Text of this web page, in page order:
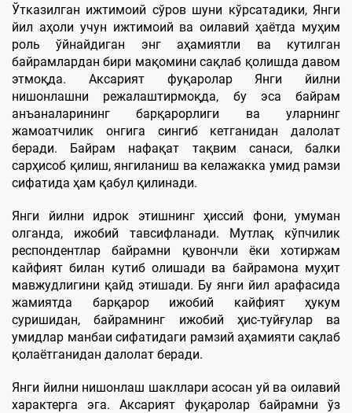
Ўтказилган ижтимоий сўров шуни кўрсатадики, Янги
йил аҳоли учун ижтимоий ва оилавий ҳаётда муҳим
роль ўйнайдиган энг аҳамиятли ва кутилган
байрамлардан бири мақомини сақлаб қолишда давом
этмоқда. Аксарият фуқаролар Янги йилни
нишонлашни режалаштирмоқда, бу эса байрам
анъаналарининг барқарорлиги ва уларнинг
жамоатчилик онгига сингиб кетганидан далолат
беради. Байрам нафақат тақвим санаси, балки
сарҳисоб қилиш, янгиланиш ва келажакка умид рамзи
сифатида ҳам қабул қилинади.
Янги йилни идрок этишнинг ҳиссий фони, умуман
олганда, ижобий тавсифланади. Мутлақ кўпчилик
респондентлар байрамни қувончли ёки хотиржам
кайфият билан кутиб олишади ва байрамона муҳит
мавжудлигини қайд этишади. Бу янги йил арафасида
жамиятда барқарор ижобий кайфият ҳукум
суришидан, байрамнинг ижобий ҳис-туйғулар ва
умидлар манбаи сифатидаги рамзий аҳамияти сақлаб
қолаётганидан далолат беради.
Янги йилни нишонлаш шакллари асосан уй ва оилавий
характерга эга. Аксарият фуқаролар байрамни ўз